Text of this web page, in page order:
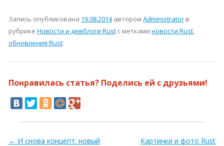
Запись опубликована 19.08.2014автором Administrator в
рубрике Новости и девблоги Rust с метками новости Rust,
обновления Rust.
Понравилась статья? Поделись ей с друзьями!
Навигация по записям
← И снова концепт: новый
Картинки и фото Rust